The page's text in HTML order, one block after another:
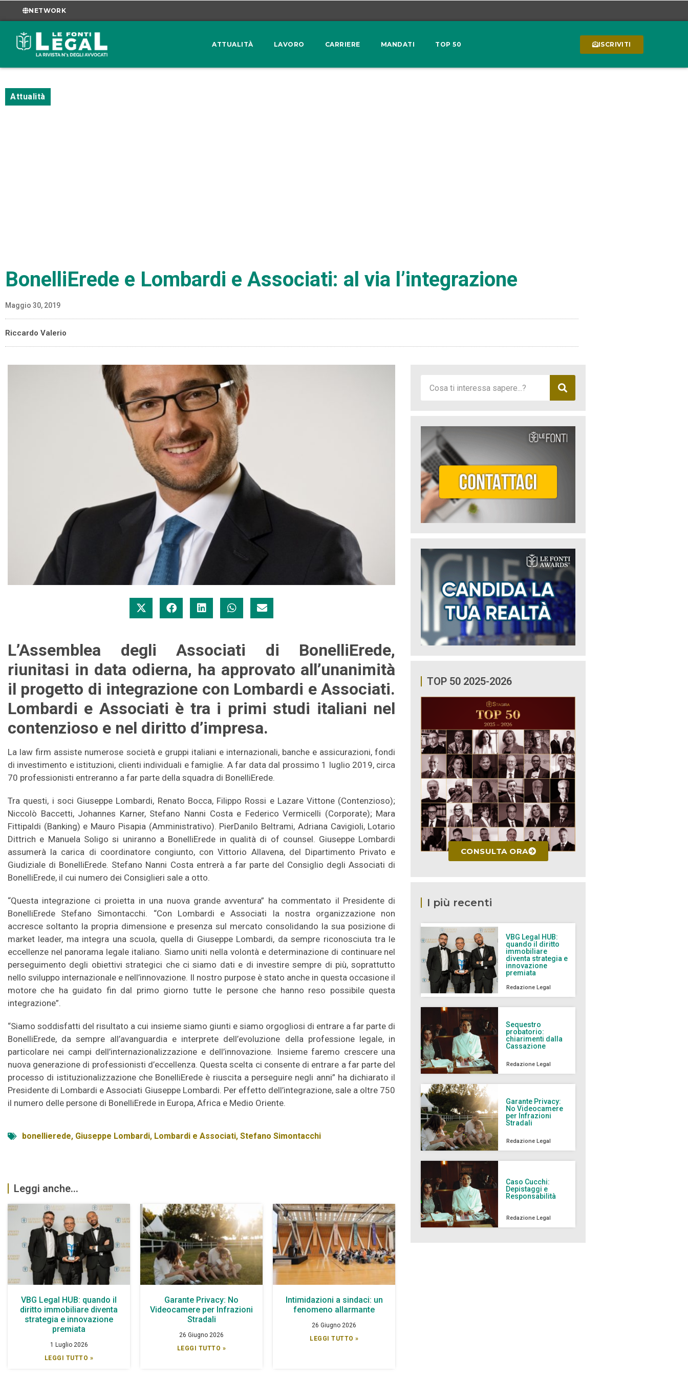
NETWORK
ATTUALITÀ LAVORO CARRIERE MANDATI TOP 50 ISCRIVITI
Attualità
BonelliErede e Lombardi e Associati: al via l’integrazione
Maggio 30, 2019
Riccardo Valerio
L’Assemblea degli Associati di BonelliErede,
riunitasi in data odierna, ha approvato all’unanimità
il progetto di integrazione con Lombardi e Associati.
Lombardi e Associati è tra i primi studi italiani nel
contenzioso e nel diritto d’impresa.
La law firm assiste numerose società e gruppi italiani e internazionali, banche e assicurazioni, fondi
di investimento e istituzioni, clienti individuali e famiglie. A far data dal prossimo 1 luglio 2019, circa
70 professionisti entreranno a far parte della squadra di BonelliErede.
Tra questi, i soci Giuseppe Lombardi, Renato Bocca, Filippo Rossi e Lazare Vittone (Contenzioso);
Niccolò Baccetti, Johannes Karner, Stefano Nanni Costa e Federico Vermicelli (Corporate); Mara
Fittipaldi (Banking) e Mauro Pisapia (Amministrativo). PierDanilo Beltrami, Adriana Cavigioli, Lotario
Dittrich e Manuela Soligo si uniranno a BonelliErede in qualità di of counsel. Giuseppe Lombardi
assumerà la carica di coordinatore congiunto, con Vittorio Allavena, del Dipartimento Privato e
Giudiziale di BonelliErede. Stefano Nanni Costa entrerà a far parte del Consiglio degli Associati di
BonelliErede, il cui numero dei Consiglieri sale a otto.
“Questa integrazione ci proietta in una nuova grande avventura” ha commentato il Presidente di
BonelliErede Stefano Simontacchi. “Con Lombardi e Associati la nostra organizzazione non
accresce soltanto la propria dimensione e presenza sul mercato consolidando la sua posizione di
market leader, ma integra una scuola, quella di Giuseppe Lombardi, da sempre riconosciuta tra le
eccellenze nel panorama legale italiano. Siamo uniti nella volontà e determinazione di continuare nel
perseguimento degli obiettivi strategici che ci siamo dati e di investire sempre di più, soprattutto
nello sviluppo internazionale e nell’innovazione. Il nostro purpose è stato anche in questa occasione il
motore che ha guidato fin dal primo giorno tutte le persone che hanno reso possibile questa
integrazione”.
“Siamo soddisfatti del risultato a cui insieme siamo giunti e siamo orgogliosi di entrare a far parte di
BonelliErede, da sempre all’avanguardia e interprete dell’evoluzione della professione legale, in
particolare nei campi dell’internazionalizzazione e dell’innovazione. Insieme faremo crescere una
nuova generazione di professionisti d’eccellenza. Questa scelta ci consente di entrare a far parte del
processo di istituzionalizzazione che BonelliErede è riuscita a perseguire negli anni” ha dichiarato il
Presidente di Lombardi e Associati Giuseppe Lombardi. Per effetto dell’integrazione, sale a oltre 750
il numero delle persone di BonelliErede in Europa, Africa e Medio Oriente.
bonellierede, Giuseppe Lombardi, Lombardi e Associati, Stefano Simontacchi
Leggi anche...
VBG Legal HUB: quando il
diritto immobiliare diventa
strategia e innovazione
premiata
1 Luglio 2026
LEGGI TUTTO »
Garante Privacy: No
Videocamere per Infrazioni
Stradali
26 Giugno 2026
LEGGI TUTTO »
Intimidazioni a sindaci: un
fenomeno allarmante
26 Giugno 2026
LEGGI TUTTO »
TOP 50 2025-2026
CONSULTA ORA
I più recenti
VBG Legal HUB:
quando il diritto
immobiliare
diventa strategia e
innovazione
premiata
Redazione Legal
Sequestro
probatorio:
chiarimenti dalla
Cassazione
Redazione Legal
Garante Privacy:
No Videocamere
per Infrazioni
Stradali
Redazione Legal
Caso Cucchi:
Depistaggi e
Responsabilità
Redazione Legal